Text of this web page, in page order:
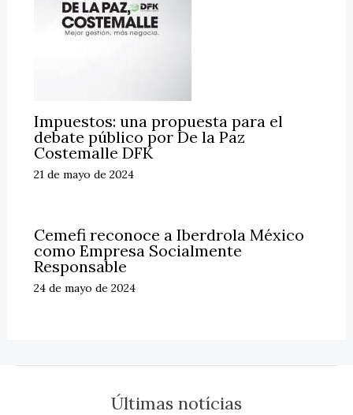
Impuestos: una propuesta para el
debate público por De la Paz
Costemalle DFK
21 de mayo de 2024
Cemefi reconoce a Iberdrola México
como Empresa Socialmente
Responsable
24 de mayo de 2024
Últimas notícias